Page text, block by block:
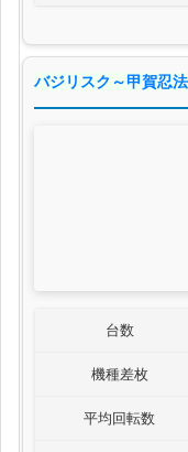
バジリスク～甲賀忍
台数
機種差枚
平均回転数